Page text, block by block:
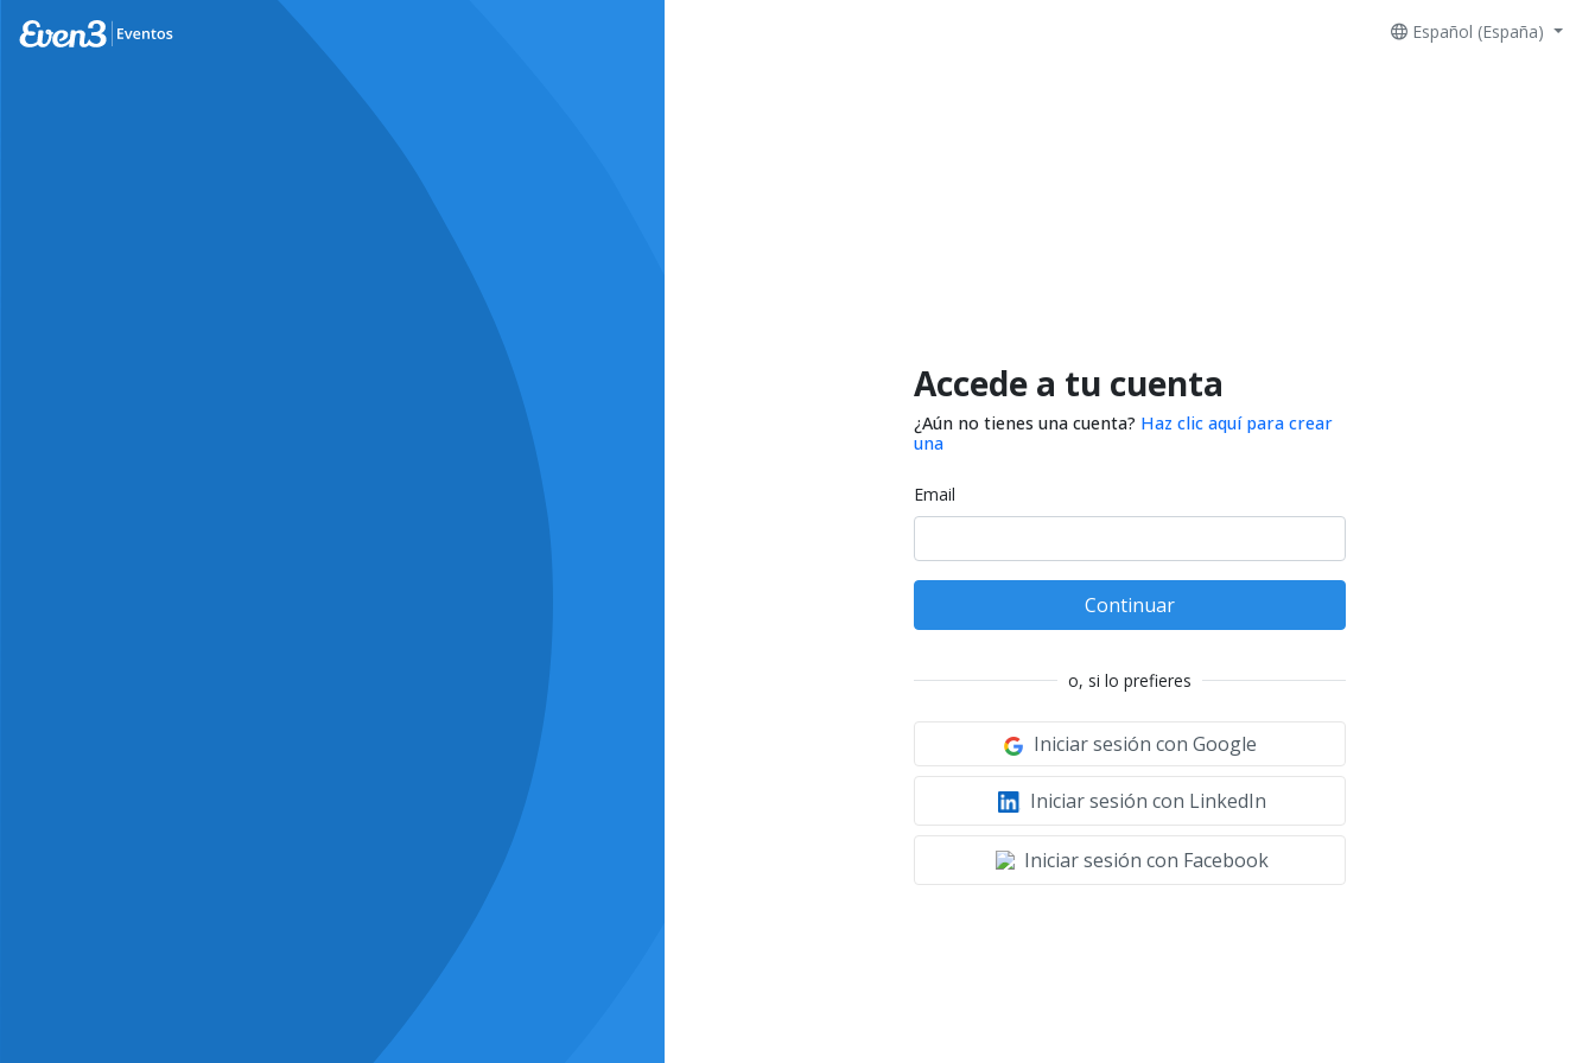
Español (España)
Accede a tu cuenta
¿Aún no tienes una cuenta? Haz clic aquí para crear
una
Email
Continuar
o, si lo prefieres
Iniciar sesión con Google
Iniciar sesión con LinkedIn
Iniciar sesión con Facebook